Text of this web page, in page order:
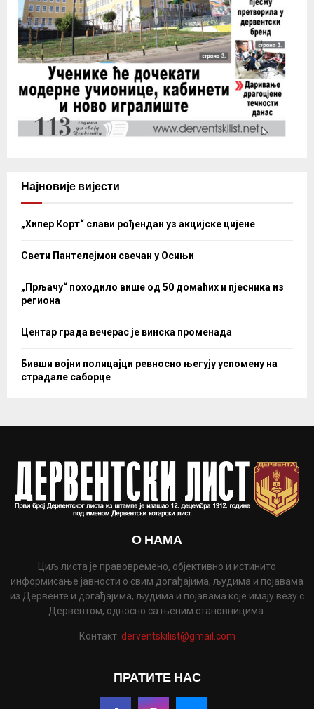
Најновије вијести
„Хипер Корт“ слави рођендан уз акцијске цијене
Свети Пантелејмон свечан у Осињи
„Прљачу“ походило више од 50 домаћих и пјесника из
региона
Центар града вечерас је винска променада
Бивши војни полицајци ревносно његују успомену на
страдале саборце
О НАМА
Циљ листа је правовремено, објективно и истинито
информисање јавности о свим догађајима, људима и појавама
из Дервенте и догађајима, људима и појавама које имају везу с
Дервентом, односно са њеним становницима.
Контакт: derventskilist@gmail.com
ПРАТИТЕ НАС